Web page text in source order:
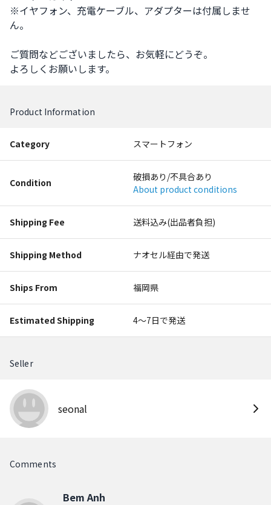
※イヤフォン、充電ケーブル、アダプターは付属しませ
ん。
ご質問などございましたら、お気軽にどうぞ。
よろしくお願いします。
Product Information
Category スマートフォン
Condition
破損あり/不具合あり
About product conditions
Shipping Fee 送料込み(出品者負担)
Shipping Method ナオセル経由で発送
Ships From 福岡県
Estimated Shipping 4〜7日で発送
Seller
seonal
Comments
Bem Anh